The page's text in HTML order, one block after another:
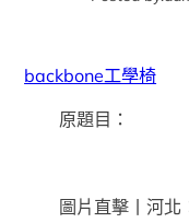
backbone工學椅
原題目：
圖片直擊丨河北